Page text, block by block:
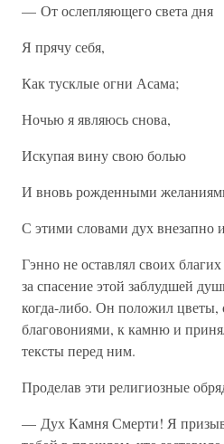
— От ослепляющего света дня
Я прячу себя,
Как тусклые огни Асама;
Ночью я являюсь снова,
Искупая вину свою болью
И вновь рожденными
С этими словами дух внезапно
Гэнно не оставлял своих
за спасение этой заблудшей
когда-либо. Он положил цветы,
благовониями, к камню и
тексты перед ним.
Проделав эти религиозные
— Дух Камня Смерти! Я